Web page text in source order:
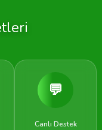
💬
Canlı Destek